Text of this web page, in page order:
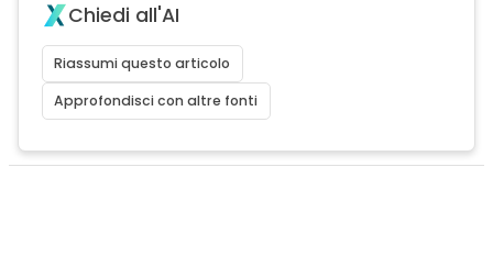
Chiedi all'AI
Riassumi questo articolo
Approfondisci con altre fonti